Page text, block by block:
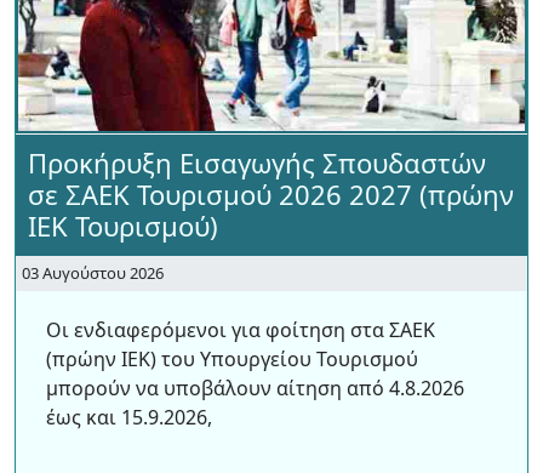
Προκήρυξη Εισαγωγής Σπουδαστών
σε ΣΑΕΚ Τουρισμού 2026 2027 (πρώην
ΙΕΚ Τουρισμού)
03 Αυγούστου 2026
Οι ενδιαφερόμενοι για φοίτηση στα ΣΑΕΚ
(πρώην ΙΕΚ) του Υπουργείου Τουρισμού
μπορούν να υποβάλουν αίτηση από 4.8.2026
έως και 15.9.2026,